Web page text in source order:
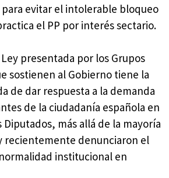
evitar el intolerable bloqueo
el PP por interés sectario.
presentada por los Grupos
sostienen al Gobierno tiene la
de dar respuesta a la demanda
de la ciudadanía española en
Diputados, más allá de la mayoría
recientemente denunciaron el
institucional en